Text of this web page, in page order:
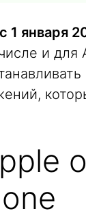
1 января
и для